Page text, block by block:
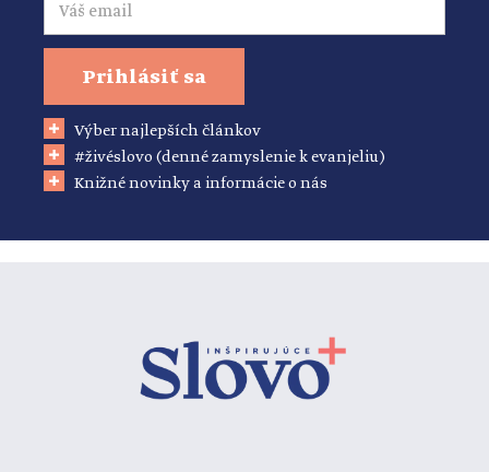
Prihlásiť sa
Výber najlepších článkov
#živéslovo (denné zamyslenie k evanjeliu)
Knižné novinky a informácie o nás